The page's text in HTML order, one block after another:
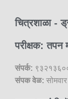
चित्रशाळा -
परीक्षक: तपन
संपर्क:
संपक वेळ: